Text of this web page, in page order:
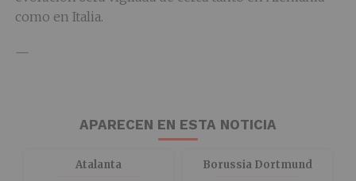
como en Italia.
—
APARECEN EN ESTA NOTICIA
Atalanta Borussia Dortmund